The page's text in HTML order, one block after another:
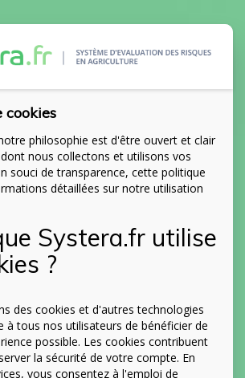
cookies
philosophie est d'être ouvert et clair
nous collectons et utilisons vos
souci de transparence, cette politique
détaillées sur notre utilisation
Systera.fr utilise
?
des cookies et d'autres technologies
à tous nos utilisateurs de bénéficier de
possible. Les cookies contribuent
la sécurité de votre compte. En
vous consentez à l'emploi de